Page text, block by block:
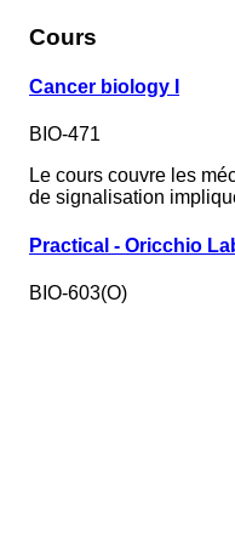
Cours
Cancer biology I
BIO-471
Le cours couvre les
de signalisation
Practical - Oricchio
BIO-603(O)